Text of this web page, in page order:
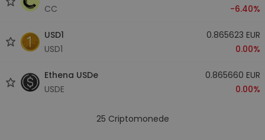
CC
-6.40%
USD1
USD1
0.865623 EUR
0.00%
Ethena USDe
USDE
0.865660 EUR
0.00%
25 Criptomonede